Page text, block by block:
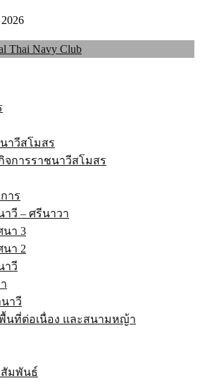
าวีสโมสร
จการราชนาวีสโมสร
าร
าวี – ศรีนาวา
า 3
า 2
าวี
าวี
นที่ต่อเนื่อง และสนามหญ้า
มพันธ์